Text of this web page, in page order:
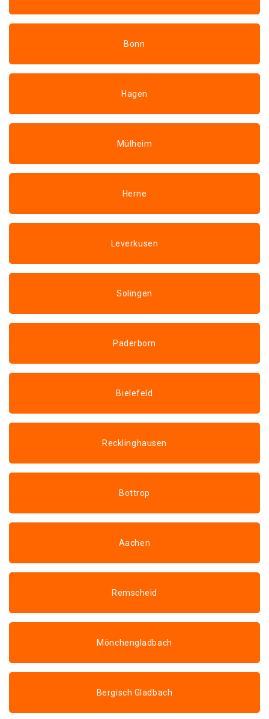
Bonn
Hagen
Mülheim
Herne
Leverkusen
Solingen
Paderborn
Bielefeld
Recklinghausen
Bottrop
Aachen
Remscheid
Mönchengladbach
Bergisch Gladbach